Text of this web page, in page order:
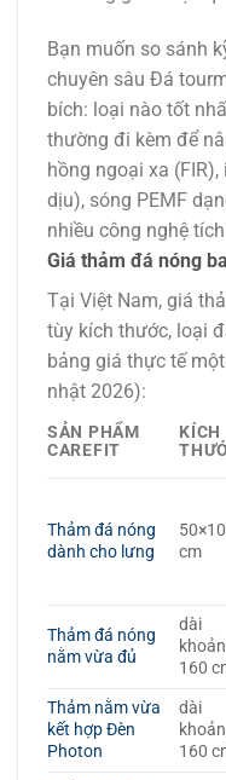
Bạn muốn so sánh
chuyên sâu Đá
bích: loại nào tốt
thường đi kèm để
hồng ngoại xa
dịu), sóng PEMF
nhiều công nghệ
Giá thảm đá nóng
Tại Việt Nam, giá
tùy kích thước, loại
bảng giá thực tế
nhật 2026):
SẢN PHẨM
CAREFIT
KÍCH
Thảm đá nóng
dành cho lưng
cm
Thảm đá nóng
nằm vừa đủ
dài
160
Thảm nằm vừa
kết hợp Đèn
Photon
dài
160